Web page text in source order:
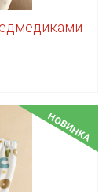
НОВИНКА